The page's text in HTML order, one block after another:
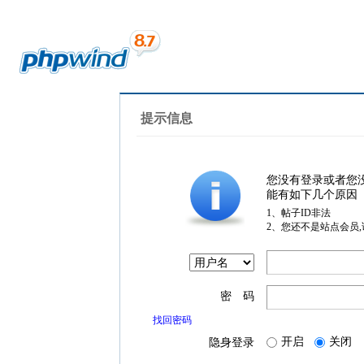
提示信息
您没有登录或者您
能有如下几个原因
1、帖子ID非法
2、您还不是站点会员
密 码
找回密码
隐身登录 开启 关闭